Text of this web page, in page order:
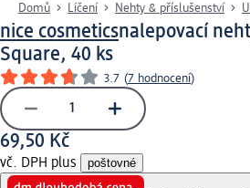
Domů Líčení Nehty & příslušenství
nice cosmeticsnalepovací
Square, 40 ks
3.7 (7 hodnocení)
69,50 Kč
vč. DPH plus poštovné